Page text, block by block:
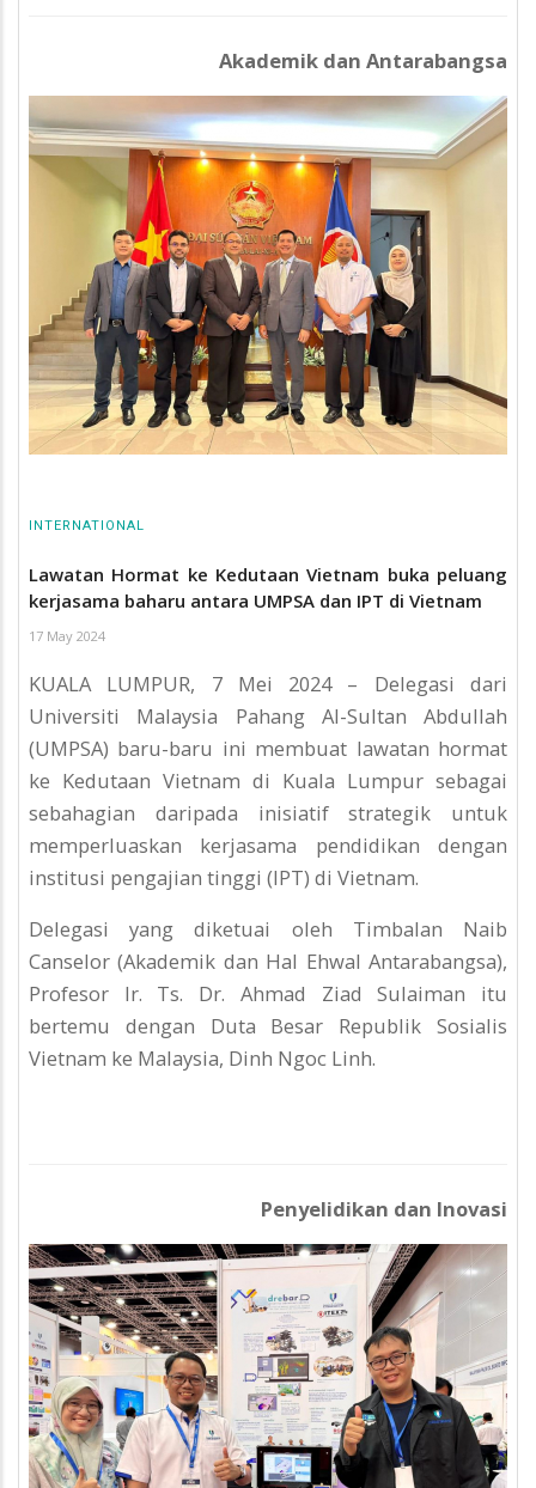
Akademik dan Antarabangsa
INTERNATIONAL
Lawatan Hormat ke Kedutaan Vietnam buka peluang
kerjasama baharu antara UMPSA dan IPT di Vietnam
17 May 2024
KUALA LUMPUR, 7 Mei 2024 – Delegasi dari
Universiti Malaysia Pahang Al-Sultan Abdullah
(UMPSA) baru-baru ini membuat lawatan hormat
ke Kedutaan Vietnam di Kuala Lumpur sebagai
sebahagian daripada inisiatif strategik untuk
memperluaskan kerjasama pendidikan dengan
institusi pengajian tinggi (IPT) di Vietnam.
Delegasi yang diketuai oleh Timbalan Naib
Canselor (Akademik dan Hal Ehwal Antarabangsa),
Profesor Ir. Ts. Dr. Ahmad Ziad Sulaiman itu
bertemu dengan Duta Besar Republik Sosialis
Vietnam ke Malaysia, Dinh Ngoc Linh.
Penyelidikan dan Inovasi